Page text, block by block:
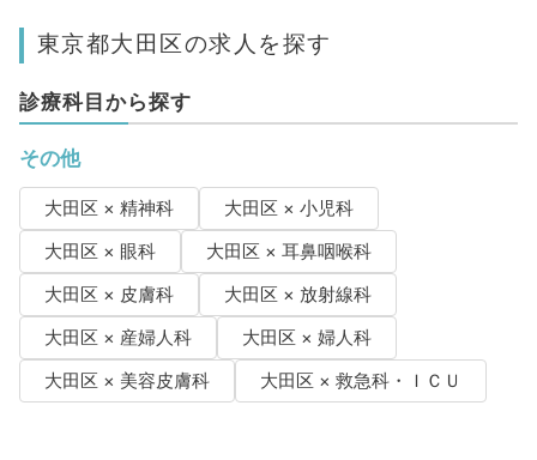
東京都大田区の求人を探す
診療科目から探す
その他
大田区 × 精神科
大田区 × 小児科
大田区 × 眼科
大田区 × 耳鼻咽喉科
大田区 × 皮膚科
大田区 × 放射線科
大田区 × 産婦人科
大田区 × 婦人科
大田区 × 美容皮膚科
大田区 × 救急科・ＩＣＵ